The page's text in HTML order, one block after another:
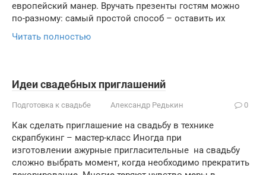
европейский манер. Вручать презенты гостям можно
по-разному: самый простой способ – оставить их
Читать полностью
Идеи свадебных приглашений
Подготовка к свадьбе Александр Редькин 0
Как сделать приглашение на свадьбу в технике
скрапбукинг – мастер-класс Иногда при
изготовлении ажурные пригласительные на свадьбу
сложно выбрать момент, когда необходимо прекратить